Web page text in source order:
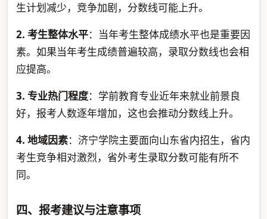
生计划减少，竞争加剧，分数线可能上升。
2. 考生整体水平：当年考生整体成绩水平也是重要因
素。如果当年考生成绩普遍较高，录取分数线也会相
应提高。
3. 专业热门程度：学前教育专业近年来就业前景良
好，报考人数逐年增加，这也会推动分数线上升。
4. 地域因素：济宁学院主要面向山东省内招生，省内
考生竞争相对激烈，省外考生录取分数可能有所不
同。
四、报考建议与注意事项